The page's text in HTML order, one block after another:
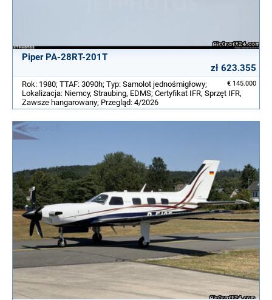
Piper PA-28RT-201T
zł 623.355
€ 145.000
Rok: 1980; TTAF: 3090h; Typ: Samolot jednośmigłowy;
Lokalizacja: Niemcy, Straubing, EDMS; Certyfikat IFR, Sprzęt IFR,
Zawsze hangarowany; Przegląd: 4/2026